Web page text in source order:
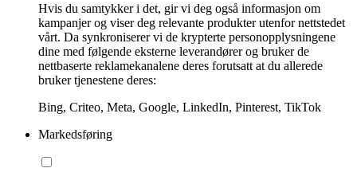
Hvis du samtykker i det, gir vi deg også informasjon om
kampanjer og viser deg relevante produkter utenfor nettstedet
vårt. Da synkroniserer vi de krypterte personopplysningene
dine med følgende eksterne leverandører og bruker de
nettbaserte reklamekanalene deres forutsatt at du allerede
bruker tjenestene deres:
Bing, Criteo, Meta, Google, LinkedIn, Pinterest, TikTok
Markedsføring